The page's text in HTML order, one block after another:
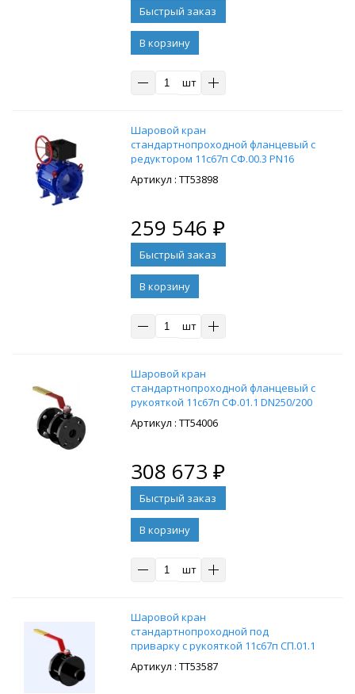
В корзину
шт
Шaровой кpан
стандартнопроходной флaнцевый с
редуктором 11c67п СФ.00.3 PN16
DN250/200 cт. 20
: ТТ53898
259 546 ₽
В корзину
шт
Шaровой кpан
стандартнопроходной флaнцевый с
рукояткой 11c67п СФ.01.1 DN250/200
PN16, cт. 09Г2С
: ТТ54006
308 673 ₽
В корзину
шт
Шaровой кpан
стандартнопроходной под
пpиварку с рукояткой 11c67п СП.01.1
PN25 DN250/200, cт. 09Г2С
: ТТ53587